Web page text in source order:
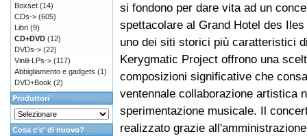
si fondono per dare vita ad un
spettacolare al Grand Hotel des
uno dei siti storici più caratteristici
Kerygmatic Project offrono una
composizioni significative che
ventennale collaborazione artistica
sperimentazione musicale. Il
realizzato grazie
Boxset (14)
CDs-> (605)
Libri (9)
CD+DVD (12)
DVDs-> (22)
Vinili-LPs-> (117)
Abbigliamento e gadgets (1)
DVD+Book (2)
Produttori
Cosa c'e' di nuovo?